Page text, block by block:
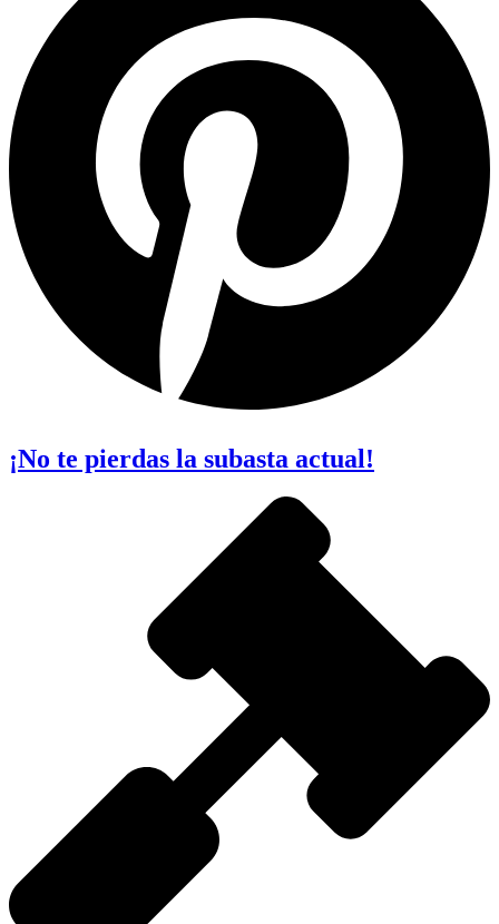
¡No te pierdas la subasta actual!